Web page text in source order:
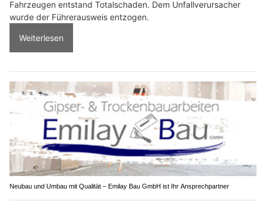
Fahrzeugen entstand Totalschaden. Dem Unfallverursacher
wurde der Führerausweis entzogen.
Weiterlesen
Neubau und Umbau mit Qualität – Emilay Bau GmbH ist Ihr Ansprechpartner